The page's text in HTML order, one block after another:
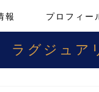
報 プロフィー
ラグジュア